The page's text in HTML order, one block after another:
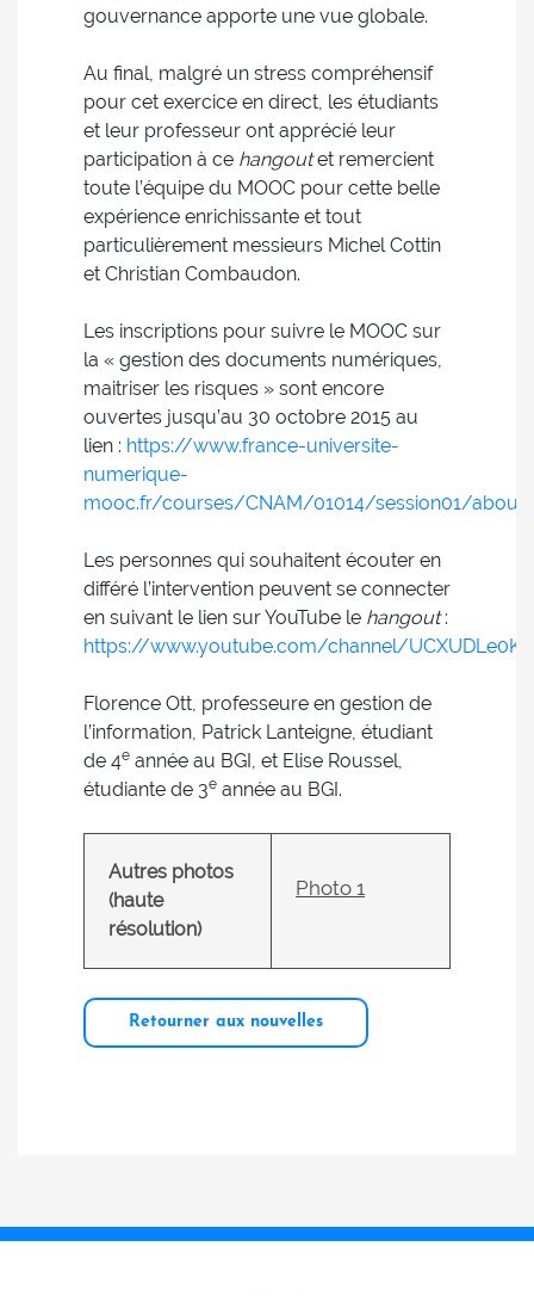
gouvernance apporte une vue globale.
Au final, malgré un stress compréhensif
pour cet exercice en direct, les étudiants
et leur professeur ont apprécié leur
participation à ce hangoutet remercient
toute l’équipe du MOOC pour cette belle
expérience enrichissante et tout
particulièrement messieurs Michel Cottin
et Christian Combaudon.
Les inscriptions pour suivre le MOOC sur
la « gestion des documents numériques,
maitriser les risques » sont encore
ouvertes jusqu’au 30 octobre 2015 au
lien : https://www.france-universite-
numerique-
mooc.fr/courses/CNAM/01014/session01/about
Les personnes qui souhaitent écouter en
différé l’intervention peuvent se connecter
en suivant le lien sur YouTube le hangout:
https://www.youtube.com/channel/
Florence Ott, professeure en gestion de
l’information, Patrick Lanteigne, étudiant
de 4e année au BGI, et Elise Roussel,
étudiante de 3e année au BGI.
Autres photos
(haute
résolution)
Photo 1
Retourner aux nouvelles